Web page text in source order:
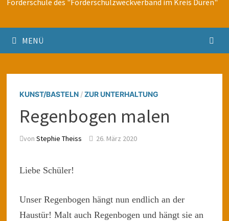
Förderschule des "Förderschulzweckverband im Kreis Düren"
MENÜ
KUNST/BASTELN/ZUR UNTERHALTUNG
Regenbogen malen
von Stephie Theiss 26. März 2020
Liebe Schüler!
Unser Regenbogen hängt nun endlich an der
Haustür! Malt auch Regenbogen und hängt sie an